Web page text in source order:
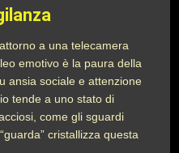
a una telecamera
emotivo è la paura della
ansia sociale e attenzione
tende a uno stato di
come gli sguardi
cristallizza questa